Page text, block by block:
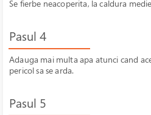
Se fierbe neacoperita, la caldura
Pasul 4
Adauga mai multa apa atunci cand
pericol sa se arda.
Pasul 5